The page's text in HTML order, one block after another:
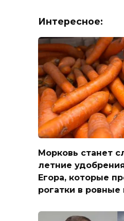
Интересное:
Морковь станет
летние
Егора, которые
рогатки в